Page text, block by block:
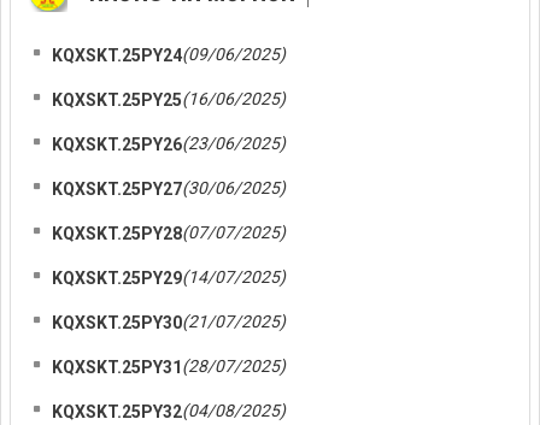
KQXSKT.25PY24(09/06/2025)
KQXSKT.25PY25(16/06/2025)
KQXSKT.25PY26(23/06/2025)
KQXSKT.25PY27(30/06/2025)
KQXSKT.25PY28(07/07/2025)
KQXSKT.25PY29(14/07/2025)
KQXSKT.25PY30(21/07/2025)
KQXSKT.25PY31 (28/07/2025)
KQXSKT.25PY32(04/08/2025)